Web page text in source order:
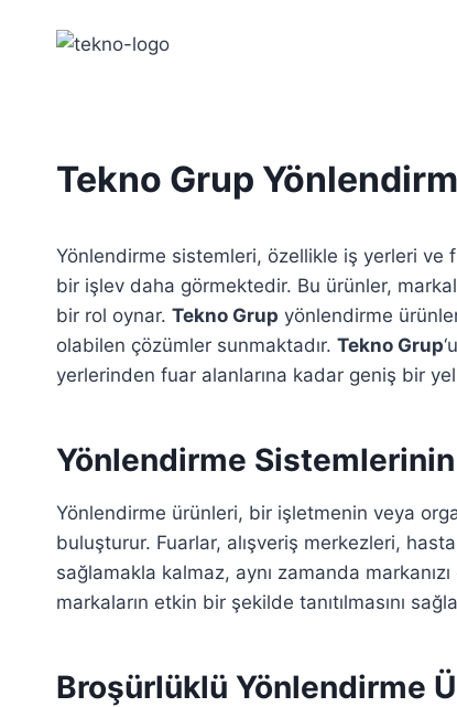
Tekno Grup
Yönlendirme sistemleri, özellikle iş yerleri ve
bir işlev daha görmektedir. Bu ürünler,
bir rol oynar. Tekno Grup yönlendirme
olabilen çözümler sunmaktadır. Tekno Grup
yerlerinden fuar alanlarına kadar geniş bir
Yönlendirme
Yönlendirme ürünleri, bir işletmenin veya
buluşturur. Fuarlar, alışveriş merkezleri,
sağlamakla kalmaz, aynı zamanda
markaların etkin bir şekilde tanıtılmasını
Broşürlüklü Yönlendirme